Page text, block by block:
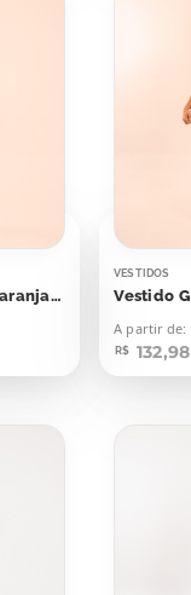
Vestido Gola Polo Laranja Rust
VESTIDOS
A partir de:
R$ 132,98